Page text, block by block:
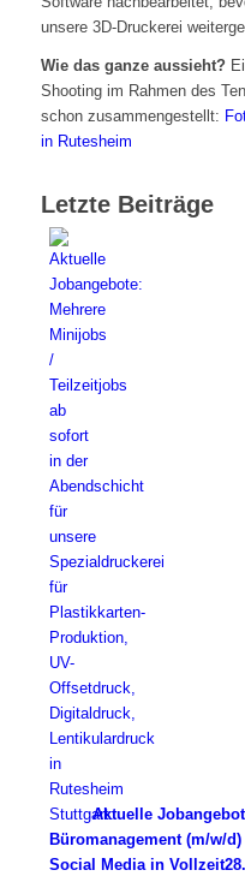
unsere 3D-Druckerei
Wie das ganze aussieht?
Shooting im Rahmen des
schon zusammengestellt:
in Rutesheim
Letzte Beiträge
Aktuelle
Büromanagement (m/w/
Social Media in Vollzeit